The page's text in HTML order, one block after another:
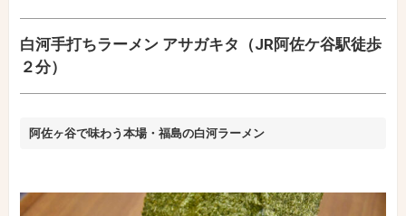
白河手打ちラーメン アサガキタ（JR阿佐ケ谷駅徒歩
２分）
阿佐ヶ谷で味わう本場・福島の白河ラーメン